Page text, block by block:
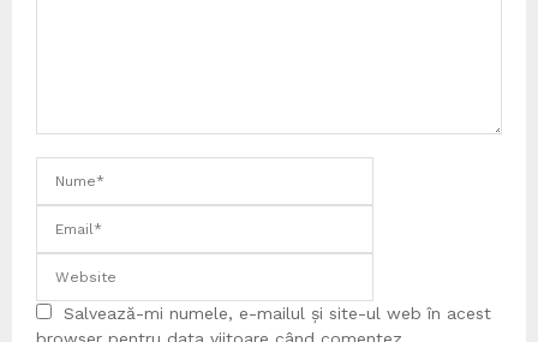
Salvează-mi numele, e-mailul și site-ul web în acest